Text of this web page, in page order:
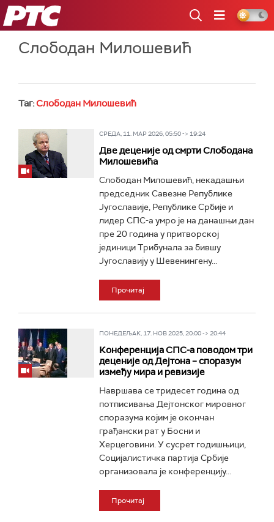
РТС
Слободан Милошевић
Таг:Слободан Милошевић
СРЕДА, 11. МАР 2026, 05:50 -> 19:24
Две деценије од смрти Слободана
Милошевића
Слободан Милошевић, некадашњи
председник Савезне Републике
Југославије, Републике Србије и
лидер СПС-а умро је на данашњи дан
пре 20 година у притворској
јединици Трибунала за бившу
Југославију у Шевенингену...
Прочитај
ПОНЕДЕЉАК, 17. НОВ 2025, 20:00 -> 20:44
Конференција СПС-а поводом три
деценије од Дејтона – споразум
између мира и ревизије
Навршава се тридесет година од
потписивања Дејтонског мировног
споразума којим је окончан
грађански рат у Босни и
Херцеговини. У сусрет годишњици,
Социјалистичка партија Србије
организовала је конференцију...
Прочитај